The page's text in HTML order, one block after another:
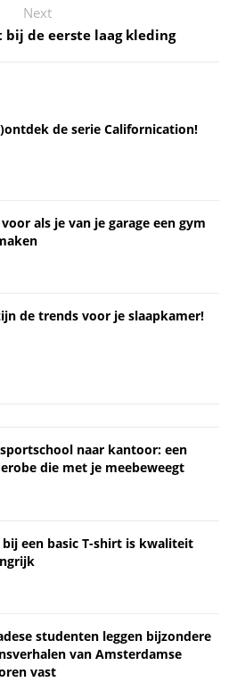
Next
de eerste laag kleding
de serie Californication!
als je van je garage een gym
de trends voor je slaapkamer!
naar kantoor: een
die met je meebeweegt
bij een basic T-shirt is kwaliteit
studenten leggen bijzondere
van Amsterdamse
vast